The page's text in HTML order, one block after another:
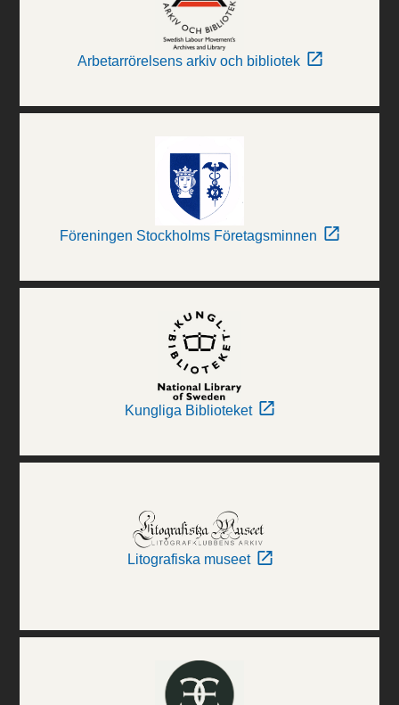
Arbetarrörelsens arkiv och bibliotek
Föreningen Stockholms Företagsminnen
Kungliga Biblioteket
Litografiska museet